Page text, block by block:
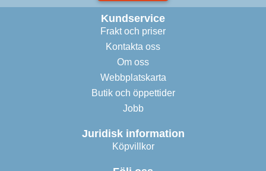
Kundservice
Frakt och priser
Kontakta oss
Om oss
Webbplatskarta
Butik och öppettider
Jobb
Juridisk information
Köpvillkor